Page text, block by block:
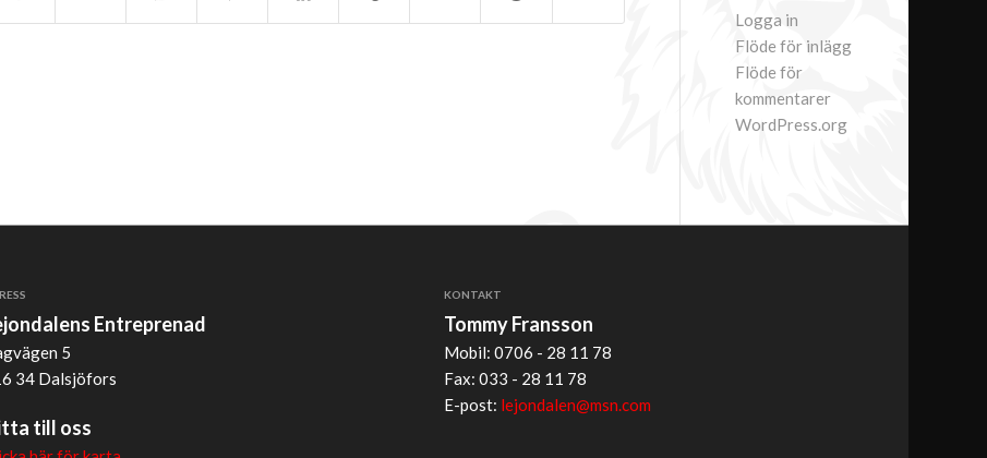
Logga in
Flöde för inlägg
Flöde för
kommentarer
WordPress.org
Entreprenad
5
34 Dalsjöfors
till oss
KONTAKT
Tommy Fransson
Mobil: 0706 - 28 11 78
Fax: 033 - 28 11 78
E-post: lejondalen@msn.com